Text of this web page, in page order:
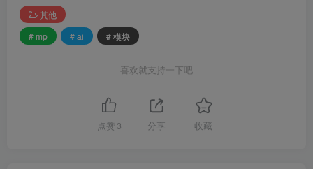
其他
# mp
# ai # 模块
喜欢就支持一下吧
点赞 3 分享 收藏